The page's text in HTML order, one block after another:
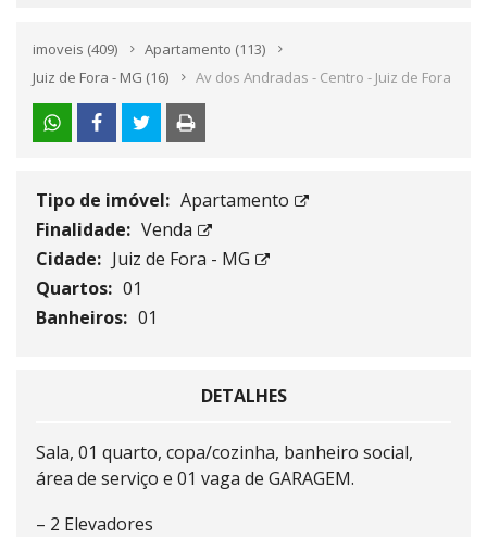
imoveis (409) Apartamento (113)
Juiz de Fora - MG (16) Av dos Andradas - Centro - Juiz de Fora
Tipo de imóvel: Apartamento
Finalidade: Venda
Cidade: Juiz de Fora - MG
Quartos: 01
Banheiros: 01
DETALHES
Sala, 01 quarto, copa/cozinha, banheiro social,
área de serviço e 01 vaga de GARAGEM.
– 2 Elevadores